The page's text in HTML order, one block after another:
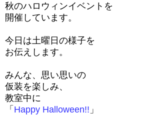
秋のハロウィンイベントを
開催しています。
今日は土曜日の様子を
お伝えします。
みんな、思い思いの
仮装を楽しみ、
教室中に
「 Happy Halloween!! 」